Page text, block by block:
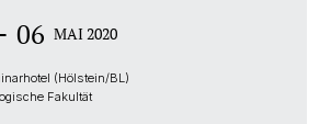
06 MAI 2020
(Hölstein/BL)
Fakultät